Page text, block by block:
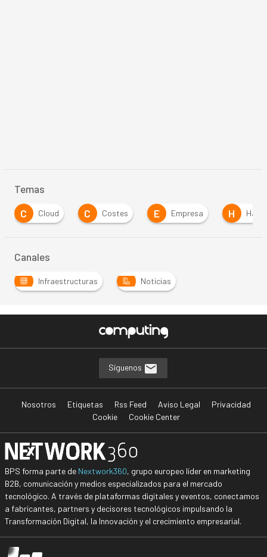
Temas
C Costes E Empresa H Hardware
Canales
Infraestructuras Noticias
Síguenos
Nosotros Etiquetas Rss Feed Aviso Legal
Privacidad
Cookie
Cookie Center
BPS forma parte de Nextwork360, grupo europeo líder en marketing
B2B, comunicación y medios especializados para el mercado
tecnológico. A través de plataformas digitales y eventos, conectamos
a fabricantes, partners y decisores tecnológicos impulsando la
Transformación Digital, la Innovación y el crecimiento empresarial.